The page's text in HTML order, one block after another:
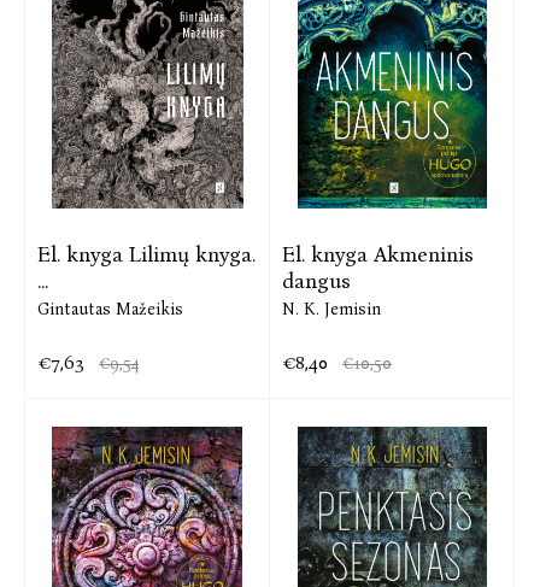
El. knyga Lilimų knyga.
...
Gintautas Mažeikis
€7,63 €9,54
El. knyga Akmeninis
dangus
N. K. Jemisin
€8,40 €10,50